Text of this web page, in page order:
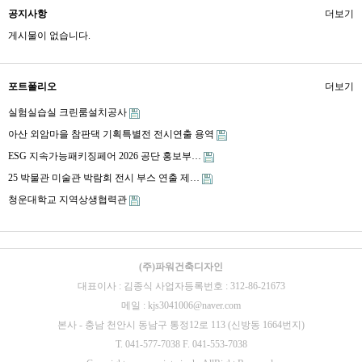
공지사항
게시물이 없습니다.
더보기
포트폴리오
실험실습실 크린룸설치공사
아산 외암마을 참판댁 기획특별전 전시연출 용역
ESG 지속가능패키징페어 2026 공단 홍보부…
25 박물관 미술관 박람회 전시 부스 연출 제…
청운대학교 지역상생협력관
더보기
(주)파워건축디자인
대표이사 : 김종식 사업자등록번호 : 312-86-21673
메일 : kjs3041006@naver.com
본사 - 충남 천안시 동남구 통정12로 113 (신방동 1664번지)
T. 041-577-7038 F. 041-553-7038